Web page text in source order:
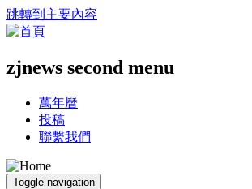
跳轉到主要內容
zjnews second menu
萬年曆
投稿
聯繫我們
Toggle navigation